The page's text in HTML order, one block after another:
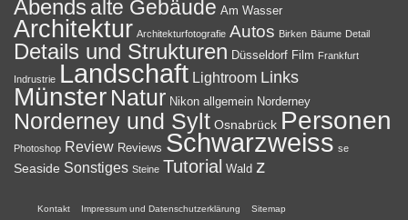
Abends alte Gebäude Am Wasser
Architektur Architekturfotografie Autos Birken Bäume Detail
Details und Strukturen Düsseldorf Film Frankfurt
Indrustrie Landschaft Lightroom Links
Münster Natur Nikon allgemein Norderney
Norderney und Sylt Osnabrück Personen
Photoshop Review Reviews Schwarzweiss se
Seaside Sonstiges Steine Tutorial Wald z
Kontakt Impressum und Datenschutzerklärung Sitemap